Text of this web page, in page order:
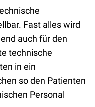
Fast alles wird
auch für den
technische
in ein
so den Patienten
Personal